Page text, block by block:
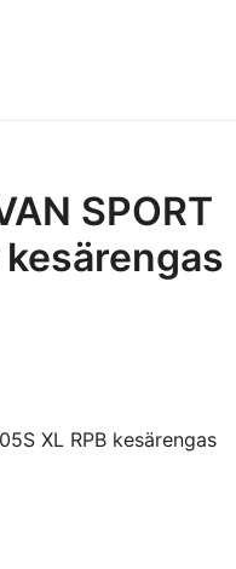
SPORT
kesärengas
XL RPB kesärengas